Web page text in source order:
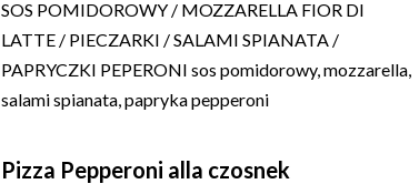
SOS POMIDOROWY / MOZZARELLA FIOR DI
LATTE / PIECZARKI / SALAMI SPIANATA /
PAPRYCZKI PEPERONI sos pomidorowy, mozzarella,
salami spianata, papryka pepperoni
Pizza Pepperoni alla czosnek